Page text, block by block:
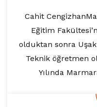
Cahit
Eğitim
olduktan sonra
Teknik öğretmen
Yılında